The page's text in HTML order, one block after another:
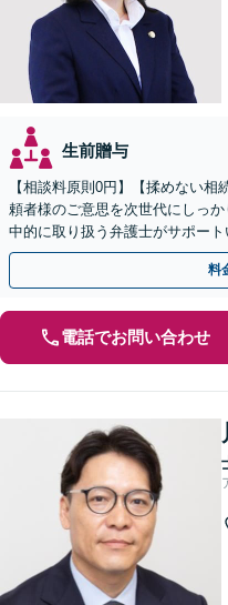
生前贈与
【相談料原則0円】【揉めない
頼者様のご意思を次世代にしっ
中的に取り扱う弁護士がサポー
から遺言執行まで責任を持って
料
電話でお問い合わせ